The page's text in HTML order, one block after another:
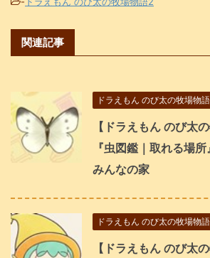
関連記事
ドラえもん のび太の牧場物
【ドラえもん のび太
『虫図鑑｜取れる場
みんなの家
ドラえもん のび太の牧場物
【ドラえもん のび太